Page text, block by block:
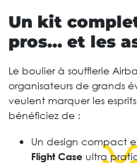
Un kit
pros… et les
Le boulier à soufflerie
organisateurs de grands
veulent marquer les
bénéficiez de :
Un design compact
Flight Case ultra